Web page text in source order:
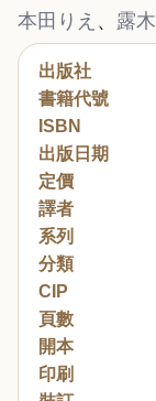
本田りえ 、 露
出版社
書籍代號
ISBN
出版日期
定價
譯者
系列
分類
CIP
頁數
開本
印刷